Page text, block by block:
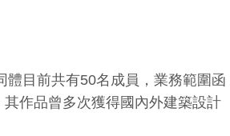
目前共有50名成員，業務範圍函
作品曾多次獲得國內外建築設計